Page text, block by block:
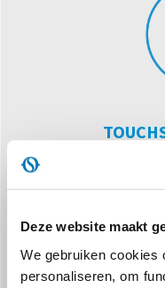
Deze website maakt
We gebruiken cookies
personaliseren, om
Bedieningspaneel
esthetische